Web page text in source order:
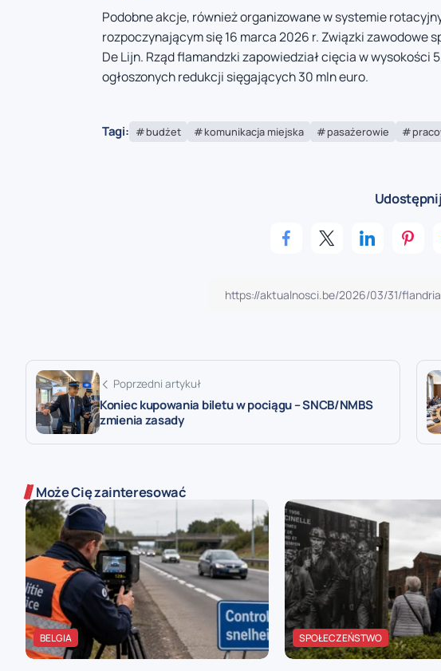
Podobne akcje, również organizowane w systemie
rozpoczynającym się 16 marca 2026 r. Związki zawodowe
De Lijn. Rząd flamandzki zapowiedział cięcia w wysokości
ogłoszonych redukcji sięgających 30 mln euro.
Tagi: budżet komunikacja miejska pasażerowie
Udostępnij
Poprzedni artykuł
Koniec kupowania biletu w pociągu – SNCB/NMBS
zmienia zasady
Może Cię zainteresować
BELGIA SPOŁECZEŃSTWO